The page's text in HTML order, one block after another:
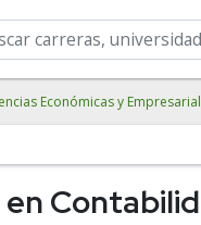
Económicas y